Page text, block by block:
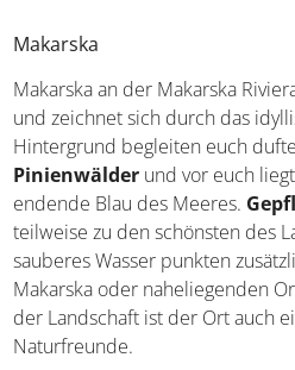
fast alles möglich.
Makarska
Makarska an der Makarska
und zeichnet sich durch das
Hintergrund begleiten euch
Pinienwälderund vor euch
endende Blau des Meeres.
teilweise zu den schönsten des
und sauberes Wasser punkten
Urlaub in Makarska oder